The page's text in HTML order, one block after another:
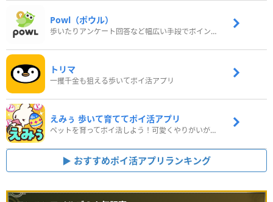
Powl（ポウル）
歩いたりアンケート回答など幅広い手段でポイントをゲット
トリマ
一攫千金も狙える歩いてポイ活アプリ
えみぅ 歩いて育ててポイ活アプリ
ペットを育ってポイ活しよう！可愛くやりがいがある新感覚アプリ
おすすめポイ活アプリランキング